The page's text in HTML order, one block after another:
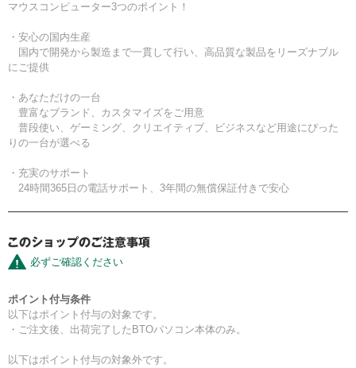
マウスコンピューター3つのポイント！
・安心の国内生産
国内で開発から製造まで一貫して行い、高品質な製品をリーズナブル
にご提供
・あなただけの一台
豊富なブランド、カスタマイズをご用意
普段使い、ゲーミング、クリエイティブ、ビジネスなど用途にぴった
りの一台が選べる
・充実のサポート
24時間365日の電話サポート、3年間の無償保証付きで安心
必ずご確認ください
ポイント付与条件
以下はポイント付与の対象です。
・ご注文後、出荷完了したBTOパソコン本体のみ。
以下はポイント付与の対象外です。